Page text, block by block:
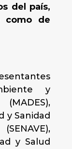
del país,
como de
y
y Sanidad
y Salud